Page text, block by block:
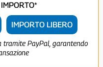
IMPORTO LIBERO
tramite PayPal, garantendo